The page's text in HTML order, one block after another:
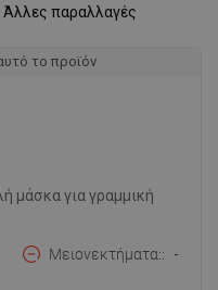
Άλλες παραλλαγές
το προϊόν
μάσκα για γραμμική
Μειονεκτήματα: -